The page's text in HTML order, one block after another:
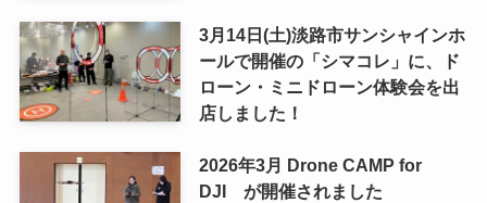
3月14日(土)淡路市サンシャインホ
ールで開催の「シマコレ」に、ド
ローン・ミニドローン体験会を出
店しました！
2026年3月 Drone CAMP for
DJI が開催されました